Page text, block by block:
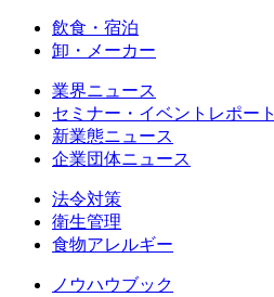
飲食・宿泊
卸・メーカー
業界ニュース
セミナー・イベントレポート
新業態ニュース
企業団体ニュース
法令対策
衛生管理
食物アレルギー
ノウハウブック